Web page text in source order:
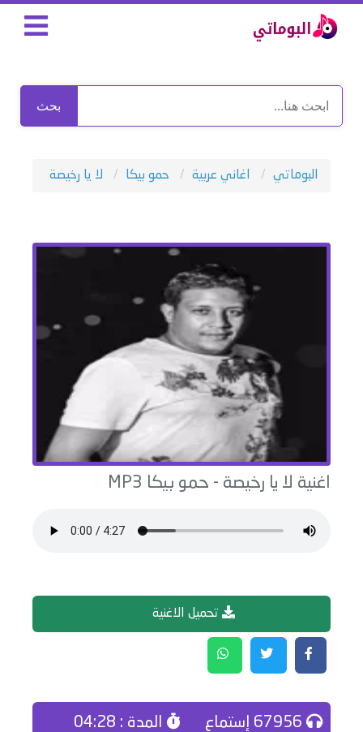
بحث
البوماتي اغاني عربية حمو بيكا لا يا رخيصة
اغنية لا يا رخيصة - حمو بيكا
تحميل الاغنية
المدة : 04:28